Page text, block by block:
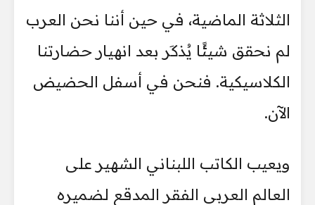
الثلاثة الماضية، في حين أننا نحن العرب
لم نحقق شيئًا يُذكَر بعد انهيار حضارتنا
الكلاسيكية. فنحن في أسفل الحضيض
الآن.
ويعيب الكاتب اللبناني الشهير على
العالم العربي الفقر المدقع لضميره